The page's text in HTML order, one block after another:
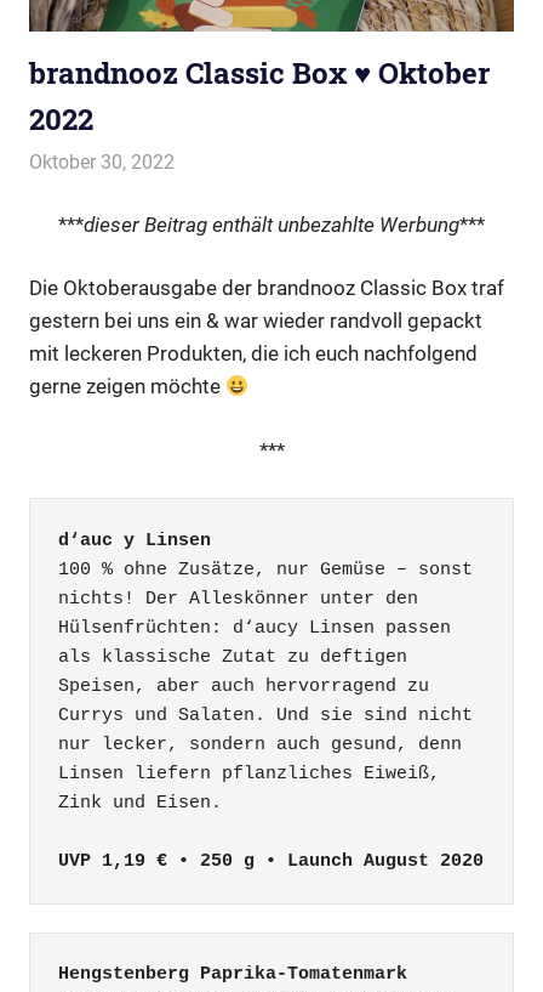
brandnooz Classic Box ♥ Oktober
2022
Oktober 30, 2022
***dieser Beitrag enthält unbezahlte Werbung***
Die Oktoberausgabe der brandnooz Classic Box traf
gestern bei uns ein & war wieder randvoll gepackt
mit leckeren Produkten, die ich euch nachfolgend
gerne zeigen möchte
***
d‘auc y Linsen
100 % ohne Zusätze, nur Gemüse – sonst
nichts! Der Alleskönner unter den
Hülsenfrüchten: d‘aucy Linsen passen
als klassische Zutat zu deftigen
Speisen, aber auch hervorragend zu
Currys und Salaten. Und sie sind nicht
nur lecker, sondern auch gesund, denn
Linsen liefern pflanzliches Eiweiß,
Zink und Eisen.
UVP 1,19 € • 250 g • Launch August 2020
Hengstenberg Paprika-Tomatenmark